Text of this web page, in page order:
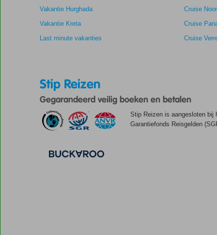
Vakantie Hurghada
Vakantie Kreta
Last minute vakanties
Cruise
Cruise
Cruise
Stip Reizen
Gegarandeerd veilig boeken en betalen
Stip Reizen is aangesloten bij
Garantiefonds Reisgelden